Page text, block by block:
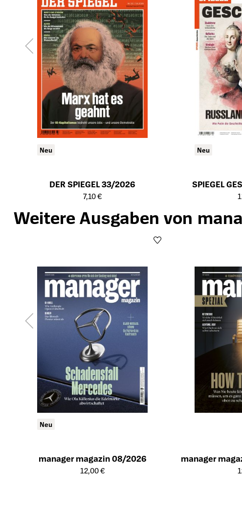
Neu
DER SPIEGEL 33/2026
Öffnet die Detailseite des Produkts
7,10 €
Neu
SPIEGEL
Öffnet die Detailseite
Weitere Ausgaben von
Neu
manager magazin 08/2026
Öffnet die Detailseite des Produkts
12,00 €
manager
Öffnet die Detailseite